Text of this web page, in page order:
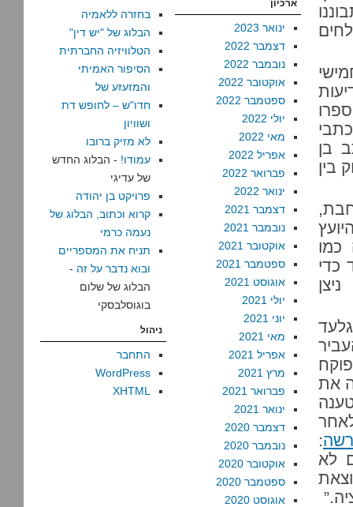
בן
בין
כמו
כדי
את
:
לא
ארכיון
ינואר 2023
דצמבר 2022
נובמבר 2022
אוקטובר 2022
ספטמבר 2022
יולי 2022
מאי 2022
אפריל 2022
פברואר 2022
ינואר 2022
דצמבר 2021
נובמבר 2021
אוקטובר 2021
ספטמבר 2021
אוגוסט 2021
יולי 2021
יוני 2021
מאי 2021
אפריל 2021
מרץ 2021
פברואר 2021
ינואר 2021
דצמבר 2020
נובמבר 2020
אוקטובר 2020
ספטמבר 2020
אוגוסט 2020
בחזרה ללאמיה
הבלוג של "יש דין"
הטלוויזיה החברתית
הסיפור האמיתי
והמזעזע של
חדו"ש – לחופש דת
ושוויון
לא מזיק ברובו
עמודו! - הבלוג החדש
של עדיגי
פרויקט בן יהודה
קרוא וכתוב, הבלוג של
נעמה כרמי
תניח את המספריים
ובוא נדבר על זה -
הבלוג של שלום
בוגוסלבסקי
ניהול
התחבר
WordPress
XHTML